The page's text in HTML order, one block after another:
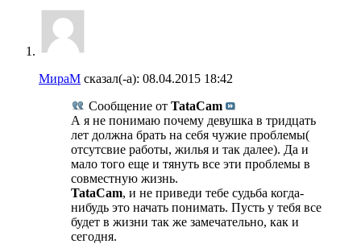
МираМ сказал(-а): 08.04.2015 18:42
Сообщение от TataCam
А я не понимаю почему девушка в тридцать
лет должна брать на себя чужие проблемы(
отсутсвие работы, жилья и так далее). Да и
мало того еще и тянуть все эти проблемы в
совместную жизнь.
TataCam, и не приведи тебе судьба когда-
нибудь это начать понимать. Пусть у тебя все
будет в жизни так же замечательно, как и
сегодня.